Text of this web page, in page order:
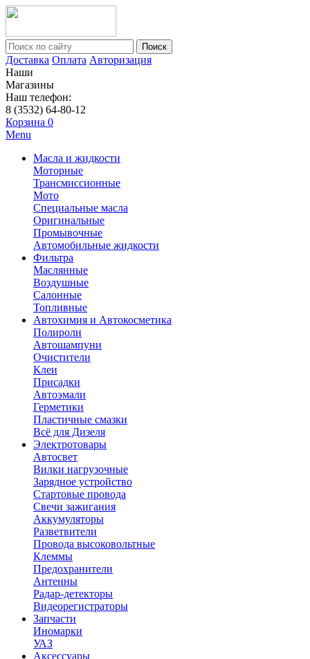
Поиск
Доставка Оплата Авторизация
Наши
Магазины
Наш телефон:
8 (3532) 64-80-12
Корзина 0
Menu
Масла и жидкости
Моторные
Трансмиссионные
Мото
Специальные масла
Оригинальные
Промывочные
Автомобильные жидкости
Фильтра
Маслянные
Воздушные
Салонные
Топливные
Автохимия и Автокосметика
Полироли
Автошампуни
Очистители
Клеи
Присадки
Автоэмали
Герметики
Пластичные смазки
Всё для Дизеля
Электротовары
Автосвет
Вилки нагрузочные
Зарядное устройство
Стартовые провода
Свечи зажигания
Аккумуляторы
Разветвители
Провода высоковольтные
Клеммы
Предохранители
Антенны
Радар-детекторы
Видеорегистраторы
Запчасти
Иномарки
УАЗ
Аксесcуары